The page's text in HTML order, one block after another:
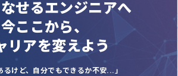
せるエンジニアへ
今ここから、
リアを変えよう
るけど、自分でもできるか不安...」